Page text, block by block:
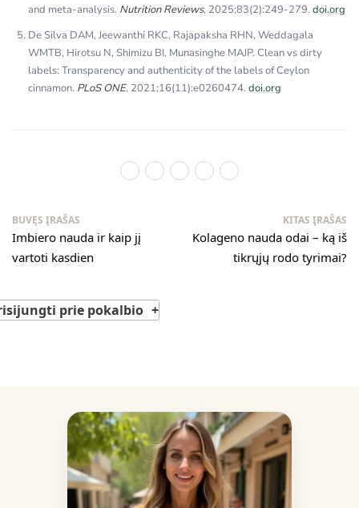
and meta-analysis. Nutrition Reviews, 2025;83(2):249-279. doi.org
De Silva DAM, Jeewanthi RKC, Rajapaksha RHN, Weddagala
WMTB, Hirotsu N, Shimizu BI, Munasinghe MAJP. Clean vs dirty
labels: Transparency and authenticity of the labels of Ceylon
cinnamon. PLoS ONE, 2021;16(11):e0260474. doi.org
BUVĘS ĮRAŠAS
Imbiero nauda ir kaip jį
vartoti kasdien
KITAS ĮRAŠAS
Kolageno nauda odai – ką iš
tikrųjų rodo tyrimai?
prie pokalbio